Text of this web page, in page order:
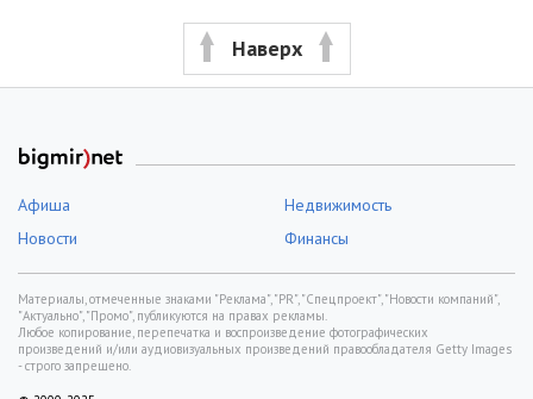
Наверх
Афиша
Недвижимость
Новости
Финансы
Материалы, отмеченные знаками "Реклама", "PR", "Спецпроект", "Новости компаний",
"Актуально", "Промо", публикуются на правах рекламы.
Любое копирование, перепечатка и воспроизведение фотографических
произведений и/или аудиовизуальных произведений правообладателя Getty Images
- строго запрещено.